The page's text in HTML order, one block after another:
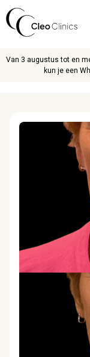
naar
Van 3 augustus tot en
kun je een